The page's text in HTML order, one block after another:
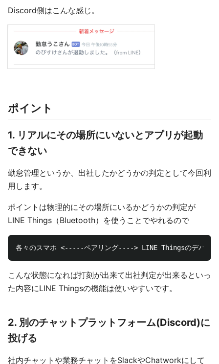
Discord側はこんな感じ。
ポイント
1. リアルにその場所にいないとアプリが起動
できない
勤怠管理というか、出社したかどうかの判定として今回利
用します。
ポイントは物理的にその場所にいるかどうかの判定が
LINE Things（Bluetooth）を使うことでやれるので
こんな状態になれば打刻が出来て出社判定が出来るといっ
た内容にLINE Thingsの機能は使いやすいです。
2. 別のチャットプラットフォーム(Discord)に
投げる
社内チャットや業務チャットをSlackやChatworkにして